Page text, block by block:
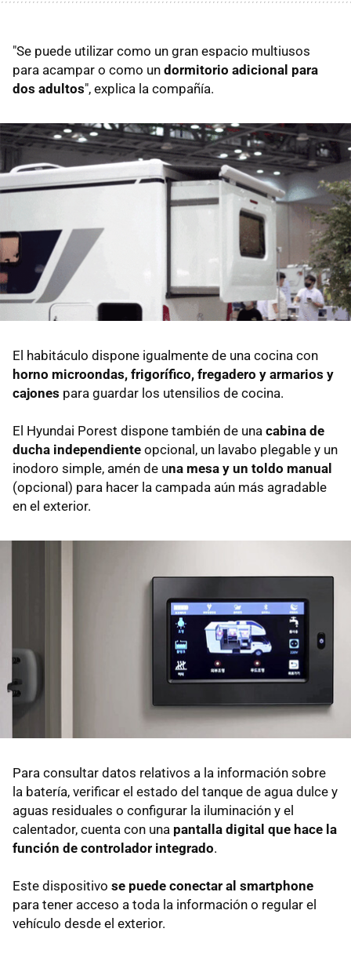
"Se puede utilizar como un gran espacio multiusos
para acampar o como un dormitorio adicional para
dos adultos", explica la compañía.
El habitáculo dispone igualmente de una cocina con
horno microondas, frigorífico, fregadero y armarios y
cajones para guardar los utensilios de cocina.
El Hyundai Porest dispone también de una cabina de
ducha independiente opcional, un lavabo plegable y un
inodoro simple, amén de una mesa y un toldo manual
(opcional) para hacer la campada aún más agradable
en el exterior.
Para consultar datos relativos a la información sobre
la batería, verificar el estado del tanque de agua dulce y
aguas residuales o configurar la iluminación y el
calentador, cuenta con una pantalla digital que hace la
función de controlador integrado.
Este dispositivo se puede conectar al smartphone
para tener acceso a toda la información o regular el
vehículo desde el exterior.